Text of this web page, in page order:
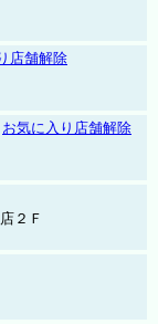
店舗解除
お気に入り店舗解除
２Ｆ